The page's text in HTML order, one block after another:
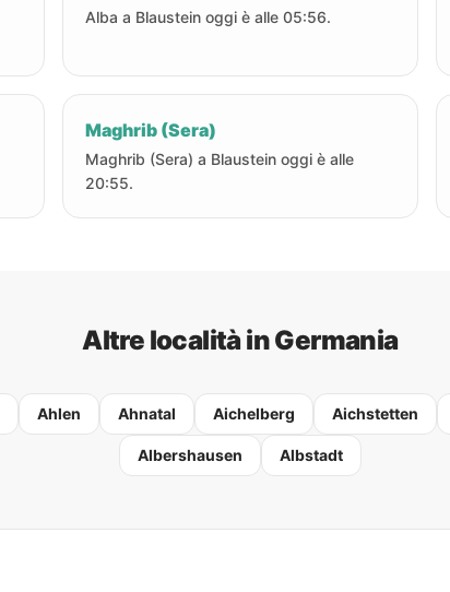
Alba a Blaustein oggi è alle 05:56.
Maghrib (Sera)
Maghrib (Sera) a Blaustein oggi è alle
20:55.
Altre località in Germania
Ahlen Ahnatal Aichelberg Aichstetten
Albershausen Albstadt